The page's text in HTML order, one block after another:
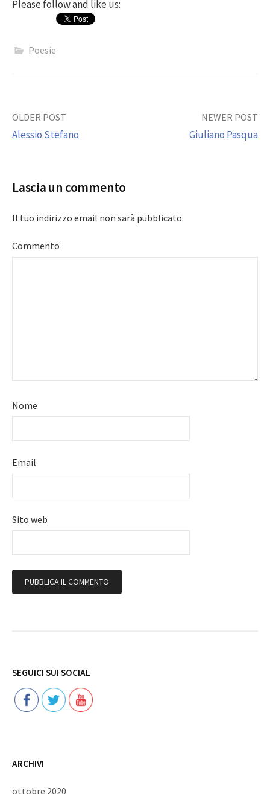
Please follow and like us:
Poesie
Post
OLDER POST
Alessio Stefano
NEWER POST
Giuliano Pasqua
Lascia un commento
Il tuo indirizzo email non sarà pubblicato.
Commento
Nome
Email
Sito web
SEGUICI SUI SOCIAL
ARCHIVI
ottobre 2020